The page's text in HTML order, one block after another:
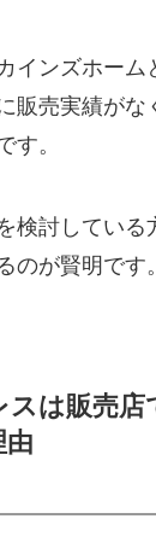
インズホーム
販売実績がな
す。
検討している
のが賢明です。
は販売店
由